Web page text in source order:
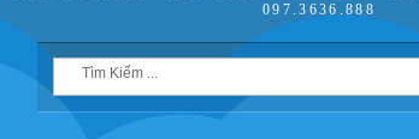
097.3636.888